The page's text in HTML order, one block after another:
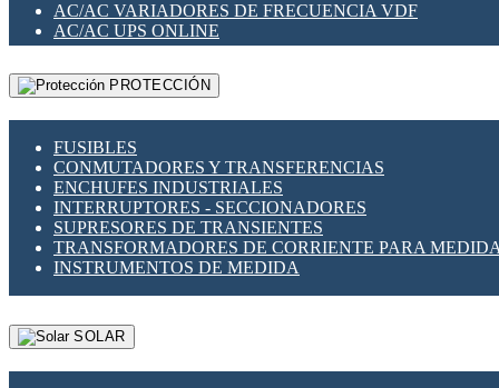
VIGILANCIA IP (CCTV)
MESHTASTIC
AC/AC VARIADORES DE FRECUENCIA VDF
AC/AC UPS ONLINE
PROTECCIÓN
FUSIBLES
CONMUTADORES Y TRANSFERENCIAS
ENCHUFES INDUSTRIALES
INTERRUPTORES - SECCIONADORES
SUPRESORES DE TRANSIENTES
TRANSFORMADORES DE CORRIENTE PARA
INSTRUMENTOS DE MEDIDA
SOLAR